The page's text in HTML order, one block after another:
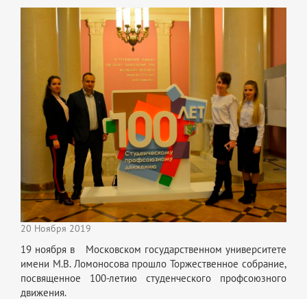
20 Ноября 2019
19 ноября в Московском государственном университете
имени М.В. Ломоносова прошло Торжественное собрание,
посвященное 100-летию студенческого профсоюзного
движения.